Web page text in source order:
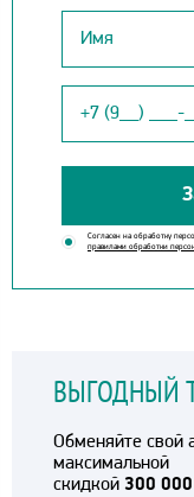
Согласен на обработку
правилами обработки
ВЫГОДНЫЙ
Обменяйте свой
максимальной
скидкой 300